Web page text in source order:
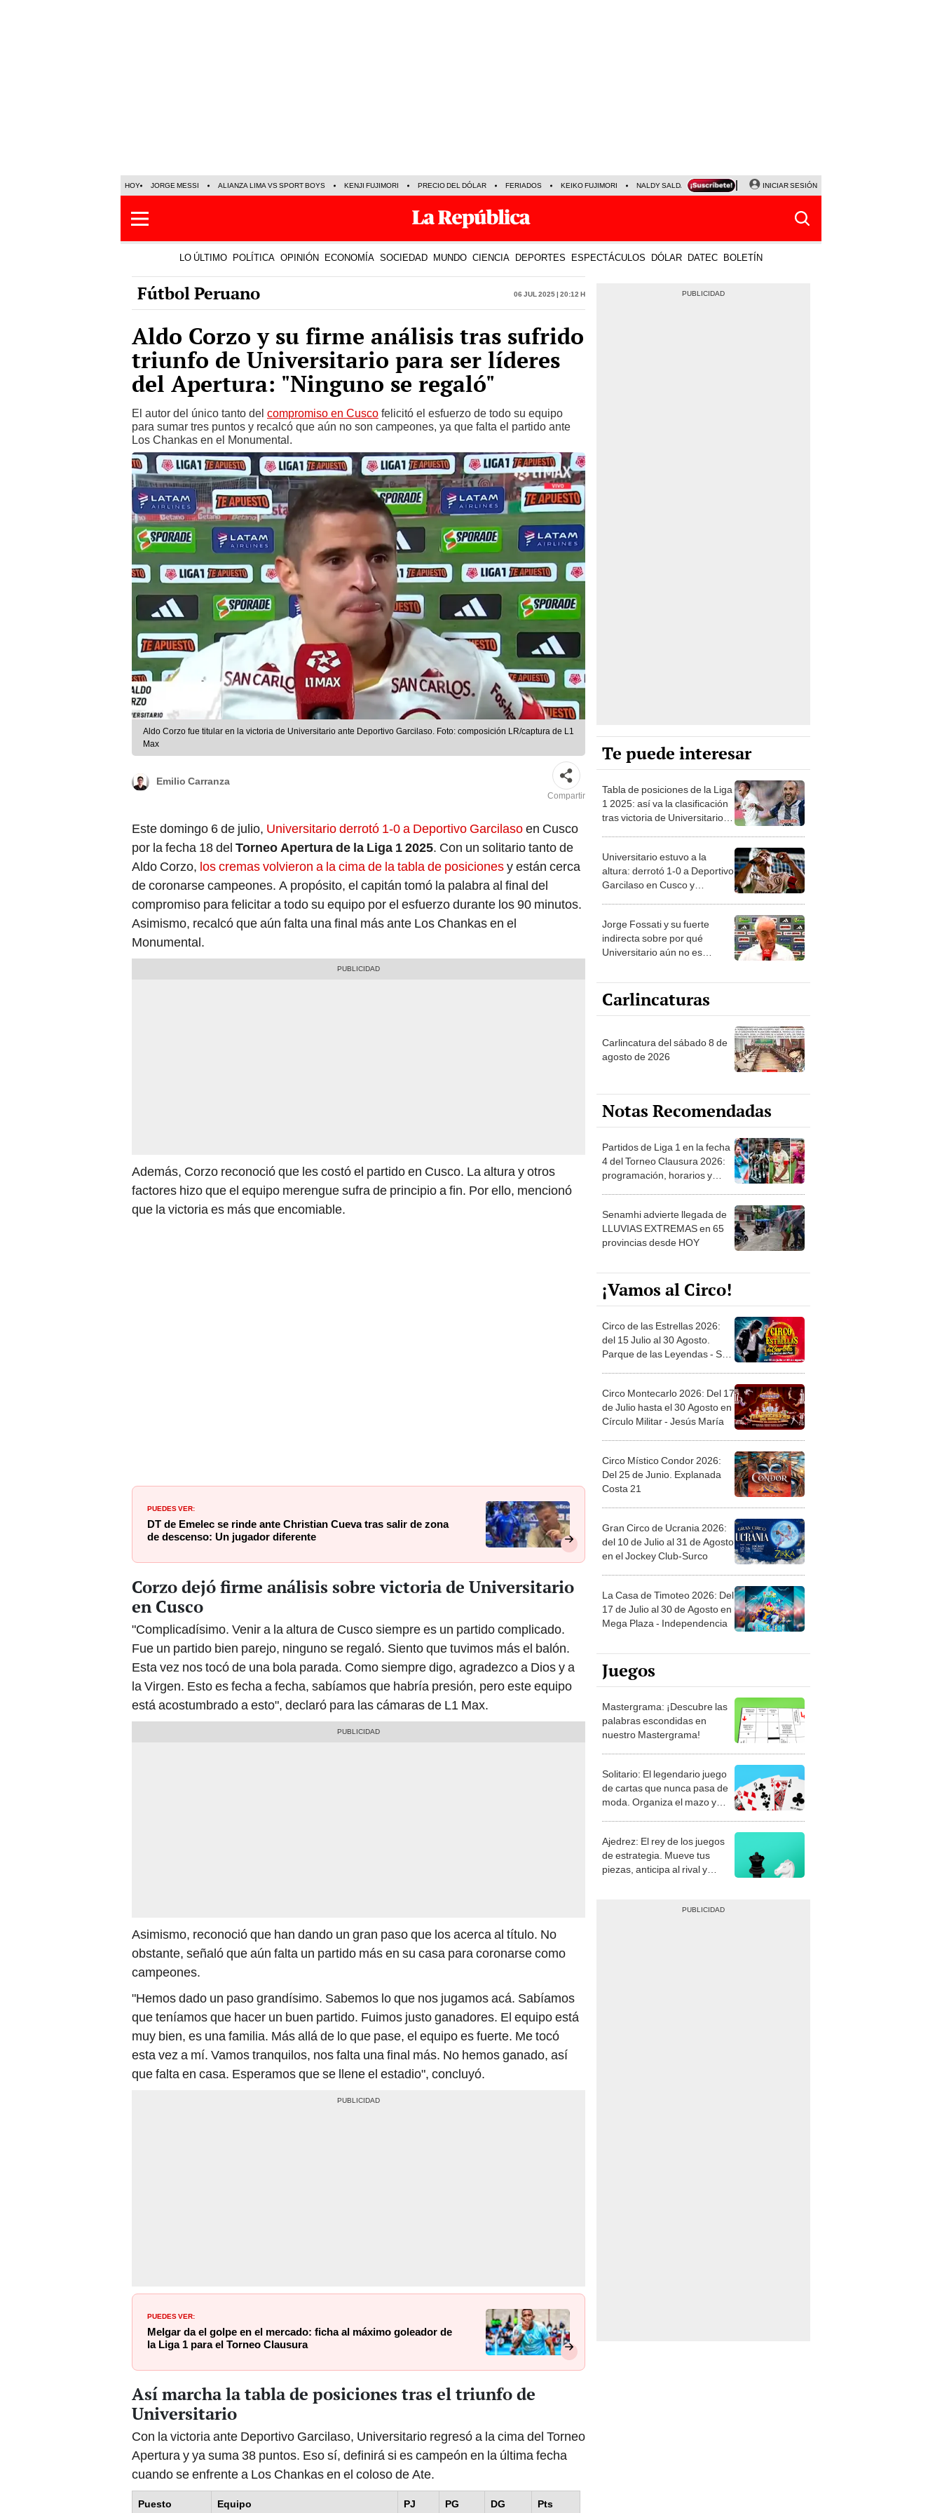
HOY JORGE MESSI ALIANZA LIMA VS SPORT BOYS KENJI FUJIMORI PRECIO DEL DÓLAR FERIADOS KEIKO FUJIMORI NALDY SALDAÑA JAVIER MILEI PARTIDOS DE HOY
INICIAR SESIÓN
LO ÚLTIMO POLÍTICA OPINIÓN ECONOMÍA SOCIEDAD MUNDO CIENCIA DEPORTES ESPECTÁCULOS DÓLAR DATEC BOLETÍN
Fútbol Peruano 06 Jul 2025 | 20:12 h
Aldo Corzo y su firme análisis tras sufrido
triunfo de Universitario para ser líderes
del Apertura: "Ninguno se regaló"
El autor del único tanto del compromiso en Cusco felicitó el esfuerzo de todo su equipo
para sumar tres puntos y recalcó que aún no son campeones, ya que falta el partido ante
Los Chankas en el Monumental.
Aldo Corzo fue titular en la victoria de Universitario ante Deportivo Garcilaso. Foto: composición LR/captura de L1
Max
Emilio Carranza
Compartir
Este domingo 6 de julio, Universitario derrotó 1-0 a Deportivo Garcilasoen Cusco
por la fecha 18 del Torneo Apertura de la Liga 1 2025. Con un solitario tanto de
Aldo Corzo, los cremas volvieron a la cima de la tabla de posicionesy están cerca
de coronarse campeones. A propósito, el capitán tomó la palabra al final del
compromiso para felicitar a todo su equipo por el esfuerzo durante los 90 minutos.
Asimismo, recalcó que aún falta una final más ante Los Chankas en el
Monumental.
Además, Corzo reconoció que les costó el partido en Cusco. La altura y otros
factores hizo que el equipo merengue sufra de principio a fin. Por ello, mencionó
que la victoria es más que encomiable.
PUEDES VER:
DT de Emelec se rinde ante Christian Cueva tras salir de zona
de descenso: Un jugador diferente
Corzo dejó firme análisis sobre victoria de Universitario
en Cusco
"Complicadísimo. Venir a la altura de Cusco siempre es un partido complicado.
Fue un partido bien parejo, ninguno se regaló. Siento que tuvimos más el balón.
Esta vez nos tocó de una bola parada. Como siempre digo, agradezco a Dios y a
la Virgen. Esto es fecha a fecha, sabíamos que habría presión, pero este equipo
está acostumbrado a esto", declaró para las cámaras de L1 Max.
Asimismo, reconoció que han dando un gran paso que los acerca al título. No
obstante, señaló que aún falta un partido más en su casa para coronarse como
campeones.
"Hemos dado un paso grandísimo. Sabemos lo que nos jugamos acá. Sabíamos
que teníamos que hacer un buen partido. Fuimos justo ganadores. El equipo está
muy bien, es una familia. Más allá de lo que pase, el equipo es fuerte. Me tocó
esta vez a mí. Vamos tranquilos, nos falta una final más. No hemos ganado, así
que falta en casa. Esperamos que se llene el estadio", concluyó.
PUEDES VER:
Melgar da el golpe en el mercado: ficha al máximo goleador de
la Liga 1 para el Torneo Clausura
Así marcha la tabla de posiciones tras el triunfo de
Universitario
Con la victoria ante Deportivo Garcilaso, Universitario regresó a la cima del Torneo
Apertura y ya suma 38 puntos. Eso sí, definirá si es campeón en la última fecha
cuando se enfrente a Los Chankas en el coloso de Ate.
Puesto Equipo PJ PG DG Pts
Te puede interesar
Tabla de posiciones de la Liga
1 2025: así va la clasificación
tras victoria de Universitario
Universitario estuvo a la
altura: derrotó 1-0 a Deportivo
Garcilaso en Cusco y
Jorge Fossati y su fuerte
indirecta sobre por qué
Universitario aún no es
hubiesen pasado cosas raras"
Carlincaturas
Carlincatura del sábado 8 de
agosto de 2026
Notas Recomendadas
Partidos de Liga 1 en la fecha
4 del Torneo Clausura 2026:
programación, horarios y
Senamhi advierte llegada de
LLUVIAS EXTREMAS en 65
provincias desde HOY
¡Vamos al Circo!
Circo de las Estrellas 2026:
del 15 Julio al 30 Agosto.
Parque de las Leyendas - San
Circo Montecarlo 2026: Del 17
de Julio hasta el 30 Agosto en
Círculo Militar - Jesús María
Circo Místico Condor 2026:
Del 25 de Junio. Explanada
Costa 21
Gran Circo de Ucrania 2026:
del 10 de Julio al 31 de Agosto
en el Jockey Club-Surco
La Casa de Timoteo 2026: Del
17 de Julio al 30 de Agosto en
Mega Plaza - Independencia
Juegos
Mastergrama: ¡Descubre las
palabras escondidas en
nuestro Mastergrama!
Solitario: El legendario juego
de cartas que nunca pasa de
moda. Organiza el mazo y
Ajedrez: El rey de los juegos
de estrategia. Mueve tus
piezas, anticipa al rival y